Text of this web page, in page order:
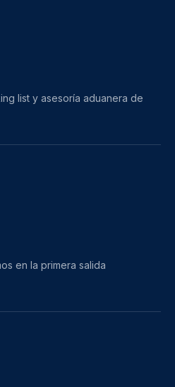
list y asesoría aduanera de
en la primera salida